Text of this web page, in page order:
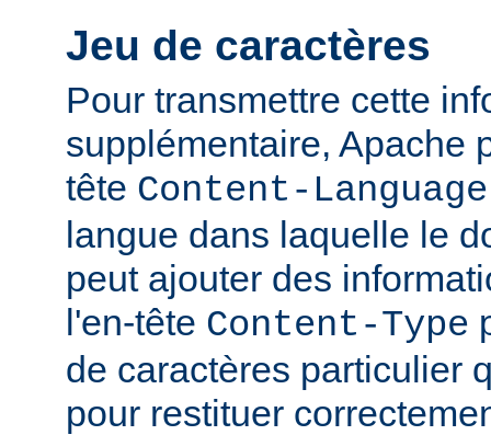
Jeu de caractères
Pour transmettre cette
supplémentaire, Apache
tête Content-Language
langue dans laquelle le
peut ajouter des
l'en-tête Content-Type
de caractères particulier
pour restituer